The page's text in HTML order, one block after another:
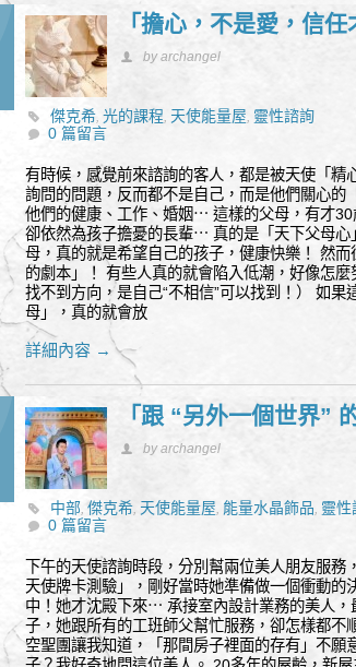
「擔心，不是愛，信任
by archangel
傑克希, 光的課程, 天使能量屋, 靈性諮詢
0 篇留言
有時候，感覺前來諮詢的客人，都是被天使「精
詢問的問題，反而都不是自己，而是他們關心的
他們的健康、工作、婚姻⋯ 這樣的父母，有才30
卻依然為孩子擔憂的長輩⋯ 真的是「天下父母
母，真的就是希望自己的孩子，健康快樂！ 然
的劇本」！ 有些人真的就會陷入低潮，好像怎
找不到方向，是自己“不相信”可以找到！） 如
母」，真的就會放
詳細內容 →
「跟 “另外一個世界”
by archangel
中部, 傑克希, 天使能量屋, 能量水晶飾品, 靈性
0 篇留言
下午的天使諮詢時段，分別幫兩位美人朋友服務
天使牌卡測驗」，剛好當時她準備做一個衝動的
中！她才沈殿下來⋯ 承接室內設計業務的美人
子，她跟所有的工班師父幫忙服務，卻怎樣都
空聖團讓我知道，「那間房子裡面的存有」不願